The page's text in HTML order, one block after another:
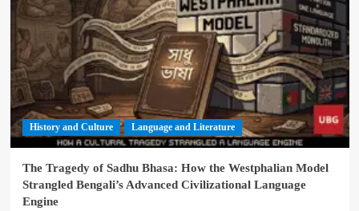
History and Culture Language and Literature
The Tragedy of Sadhu Bhasa: How the Westphalian Model
Strangled Bengali’s Advanced Civilizational Language
Engine